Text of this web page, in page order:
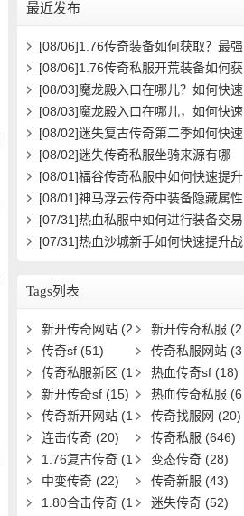
最近发布
[08/06]1.76传奇装备如何获取？最强
装备属性与搭配攻略
[08/06]1.76传奇私服开荒装备如何获
取？在哪里能领取到？
[08/03]魔龙殿入口在哪儿？如何快速
到达并通关？
[08/03]魔龙殿入口在哪儿，如何快速
到达并通关？
[08/02]迷失复古传奇第二季如何快速
提升等级？
[08/02]迷失传奇私服坐骑来源有哪
些？如何获取全攻略？
[08/01]福谷传奇私服中如何快速提升
角色等级与装备获取效率？
[08/01]神马浮云传奇中装备隐藏属性
如何激活与提升？
[07/31]热血私服中如何进行装备交易
最安全高效？
[07/31]热血沙城新手如何快速提升战
Tags列表
新开传奇网站 (2
5)
新开传奇私服 (2
8)
传奇sf (51) 传奇私服网站 (3
3)
传奇私服新区 (1
9)
热血传奇sf (18)
新开传奇sf (15) 热血传奇私服 (6
1)
传奇新开网站 (1
5)
传奇找服网 (20)
连击传奇 (20) 传奇私服 (646)
1.76复古传奇 (1
9)
变态传奇 (28)
中变传奇 (22) 传奇新服 (43)
1.80合击传奇 (1
迷失传奇 (52)